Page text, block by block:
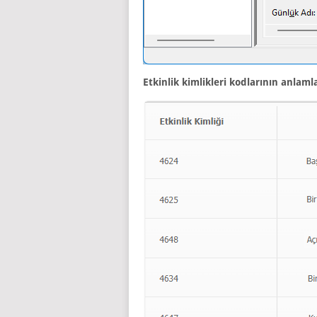
Etkinlik kimlikleri kodlarının